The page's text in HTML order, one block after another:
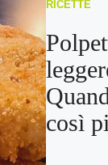
RICETTE
così